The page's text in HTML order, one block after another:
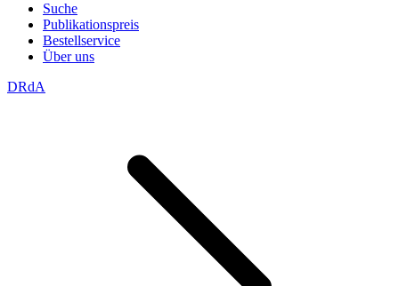
Suche
Publikationspreis
Bestellservice
Über uns
DRdA